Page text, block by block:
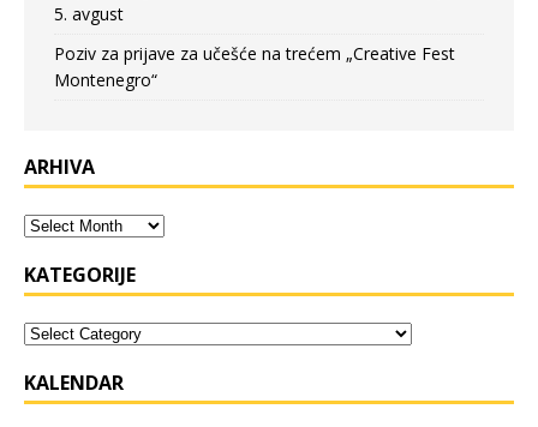
5. avgust
Poziv za prijave za učešće na trećem „Creative Fest
Montenegro“
ARHIVA
KATEGORIJE
KALENDAR